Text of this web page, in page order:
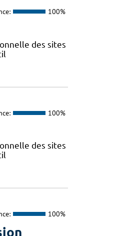
100%
des sites
100%
des sites
100%